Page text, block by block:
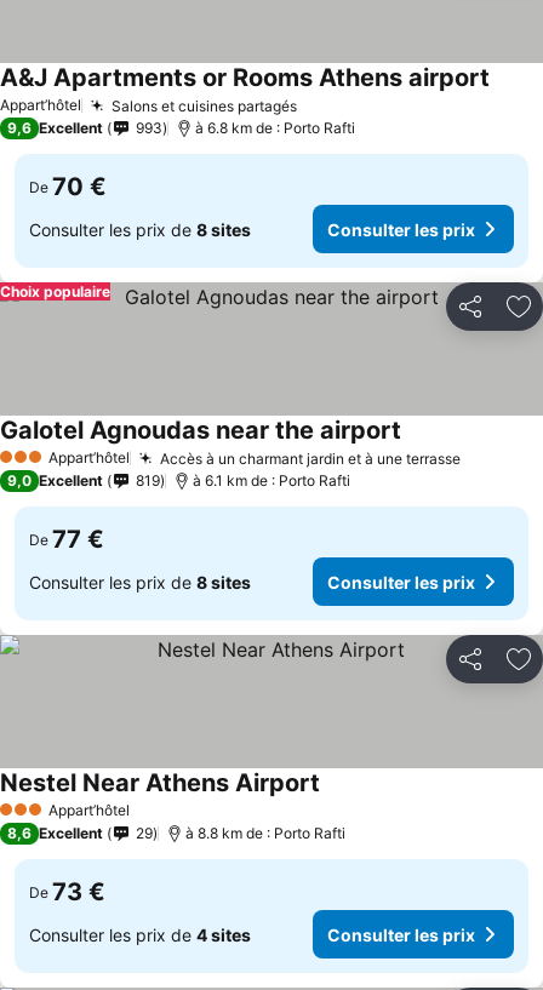
Appart’hôtel Salons et cuisines partagés
A&J Apartments or Rooms Athens airport
9,6 Excellent 993 à 6.8 km de : Porto Rafti
De 70 €
Consulter les prix de 8 sites Consulter les prix
Partager
Choix populaire
3 ÉtoilesAppart’hôtel Accès à un charmant jardin et à une terrasse
Galotel Agnoudas near the airport
9,0 Excellent 819 à 6.1 km de : Porto Rafti
De 77 €
Consulter les prix de 8 sites Consulter les prix
Partager
3 ÉtoilesAppart’hôtel
Nestel Near Athens Airport
8,6 Excellent 29 à 8.8 km de : Porto Rafti
De 73 €
Consulter les prix de 4 sites Consulter les prix